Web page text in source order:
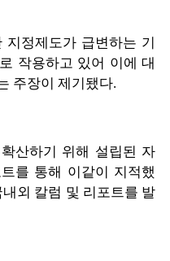
정제도가 급변하는 기
작용하고 있어 이에 대
주장이 제기됐다.
산하기 위해 설립된 자
를 통해 이같이 지적했
외 칼럼 및 리포트를 발